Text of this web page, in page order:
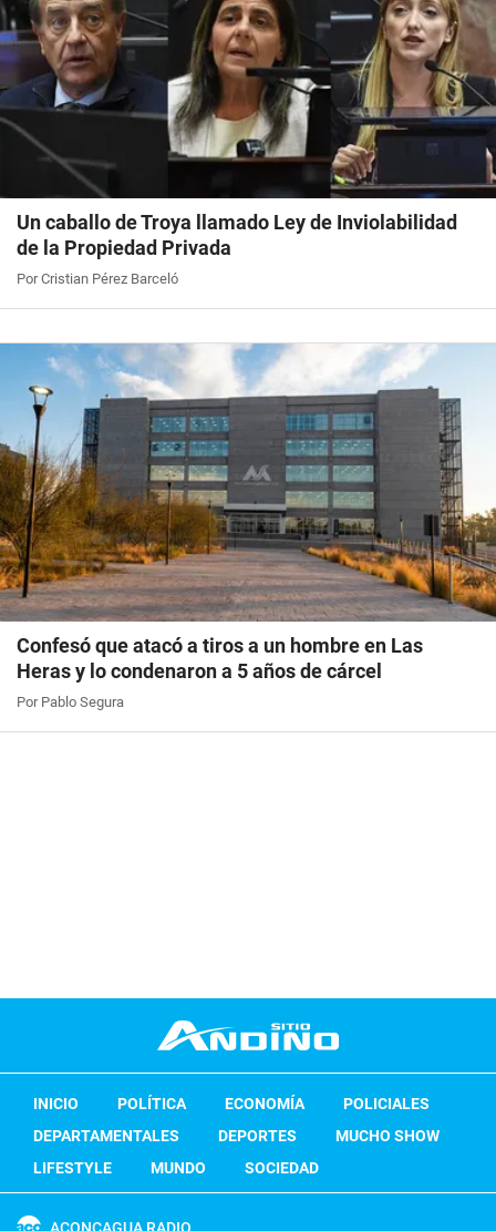
Un caballo de Troya llamado Ley de Inviolabilidad
de la Propiedad Privada
Por Cristian Pérez Barceló
Confesó que atacó a tiros a un hombre en Las
Heras y lo condenaron a 5 años de cárcel
Por Pablo Segura
INICIO POLÍTICA ECONOMÍA
POLICIALES
DEPARTAMENTALES
DEPORTES
MUCHO SHOW
LIFESTYLE
MUNDO SOCIEDAD
ACONCAGUA RADIO